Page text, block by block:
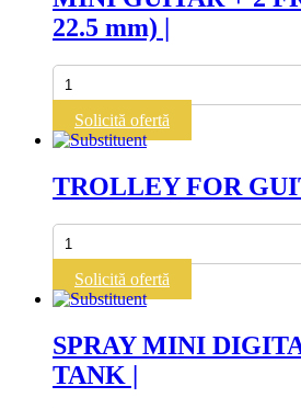
22.5 mm) |
Cantitate
MINI
GUITAR
+
2
(30
22.5
mm)
Solicită ofertă
TROLLEY FOR
Cantitate
TROLLEY
FOR
GUITAR
|
Solicită ofertă
SPRAY MINI
TANK |